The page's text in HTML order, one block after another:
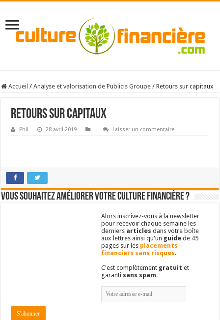
Accueil / Analyse et valorisation de Publicis Groupe / Retours sur capitaux
Retours sur capitaux
Phil 28 avril 2019 Laisser un commentaire
Vous souhaitez améliorer votre culture financière ?
Alors inscrivez-vous à la newsletter
pour recevoir chaque semaine les
derniers articles dans votre boîte
aux lettres ainsi qu'un guide de 45
pages sur les placements
financiers sans risques.
C'est complètement gratuit et
garanti sans spam.